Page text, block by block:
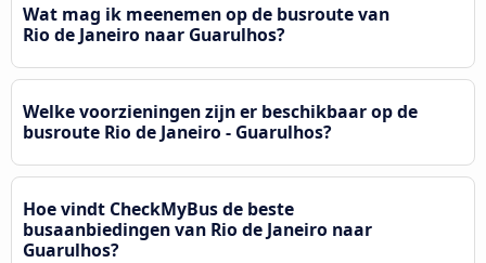
Wat mag ik meenemen op de busroute van
Rio de Janeiro naar Guarulhos?
Welke voorzieningen zijn er beschikbaar op de
busroute Rio de Janeiro - Guarulhos?
Hoe vindt CheckMyBus de beste
busaanbiedingen van Rio de Janeiro naar
Guarulhos?